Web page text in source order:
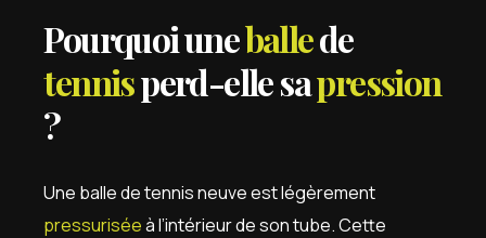
Pourquoi uneballede
tennisperd-elle sapression
?
Une balle de tennis neuve est légèrement
pressuriséeà l’intérieur de son tube. Cette